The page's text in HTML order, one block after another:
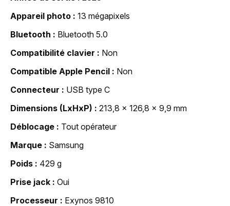
Appareil photo
13 mégapixels
Bluetooth
Bluetooth 5.0
Compatibilité clavier
Non
Compatible Apple Pencil
Non
Connecteur
USB type C
Dimensions (LxHxP)
213,8 x 126,8 x 9,9 mm
Déblocage
Tout opérateur
Marque
Samsung
Poids
429 g
Prise jack
Oui
Processeur
Exynos 9810